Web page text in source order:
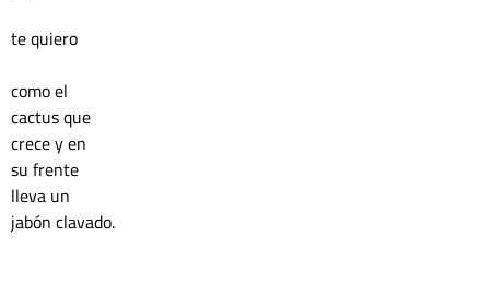
te quiero
como el
cactus que
crece y en
su frente
lleva un
jabón clavado.